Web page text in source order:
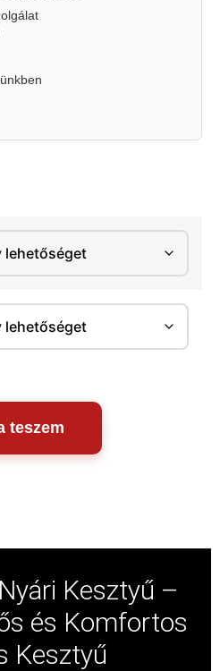
teszem
Kesztyű –
és Komfortos
Kesztyű